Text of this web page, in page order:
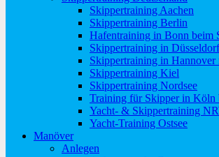
Skippertraining Aachen
Skippertraining Berlin
Hafentraining in Bonn beim
Skippertraining in Düsseldorf
Skippertraining in Hannover
Skippertraining Kiel
Skippertraining Nordsee
Training für Skipper in Köln
Yacht- & Skippertraining
Yacht-Training Ostsee
Manöver
Anlegen